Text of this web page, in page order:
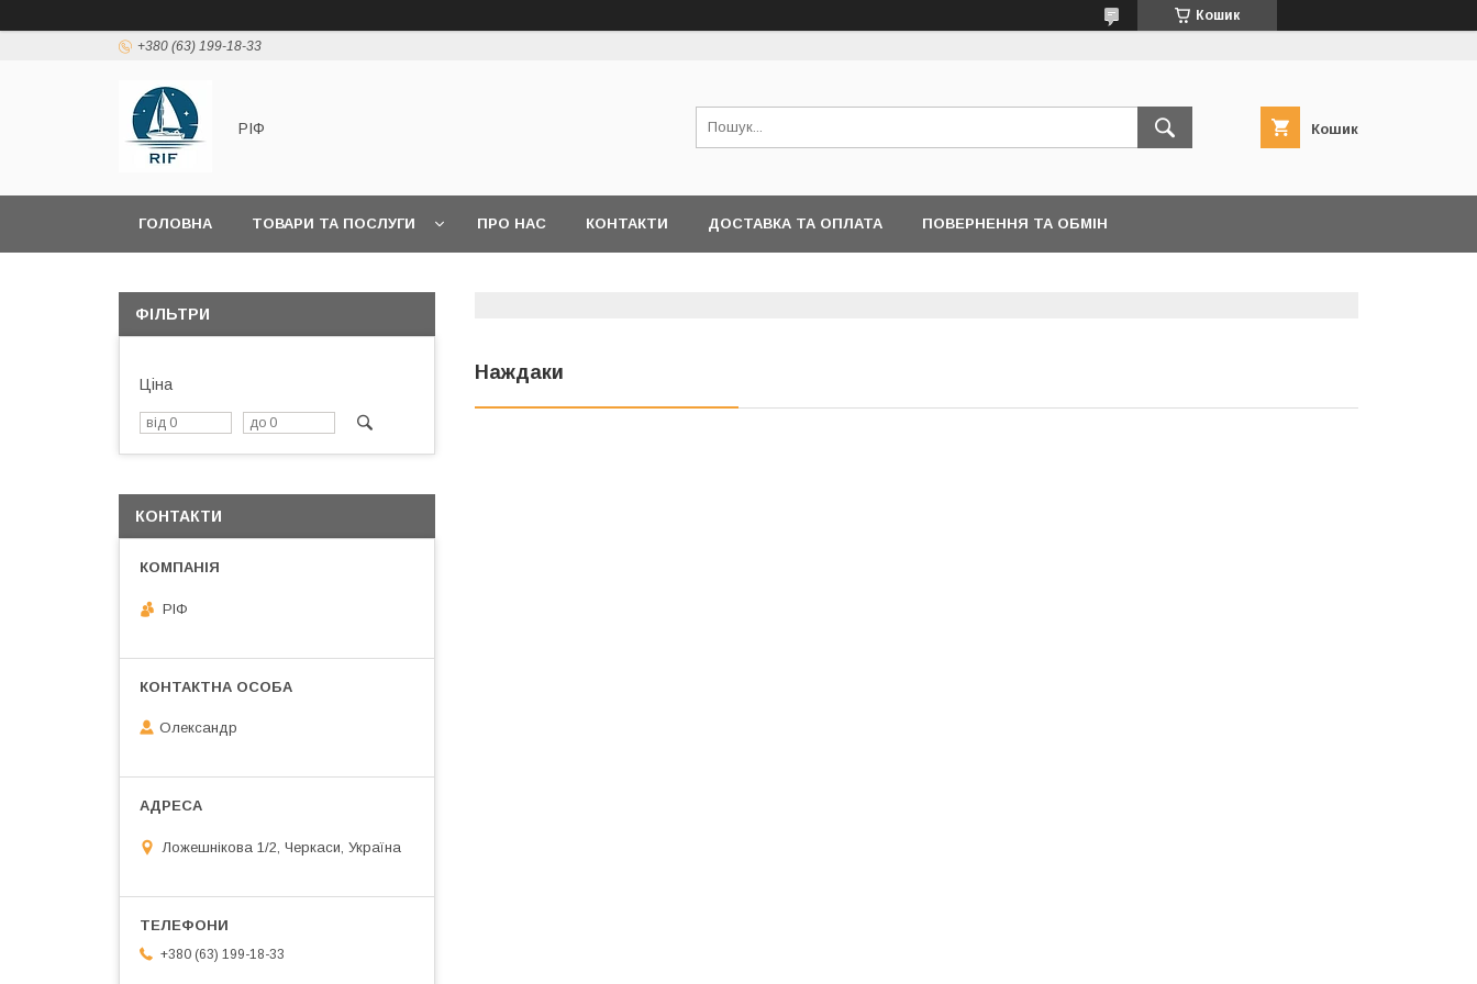
Кошик
+380 (63) 199-18-33
РІФ Кошик
ГОЛОВНА ТОВАРИ ТА ПОСЛУГИ ПРО НАС КОНТАКТИ ДОСТАВКА ТА ОПЛАТА ПОВЕРНЕННЯ ТА ОБМІН
Наждаки
ФІЛЬТРИ
Ціна
КОНТАКТИ
РІФ
Олександр
Ложешнікова 1/2, Черкаси, Україна
+380 (63) 199-18-33